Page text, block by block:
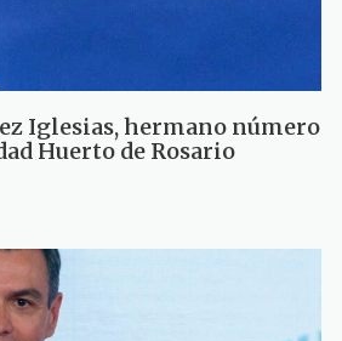
Iglesias, hermano número
Huerto de Rosario